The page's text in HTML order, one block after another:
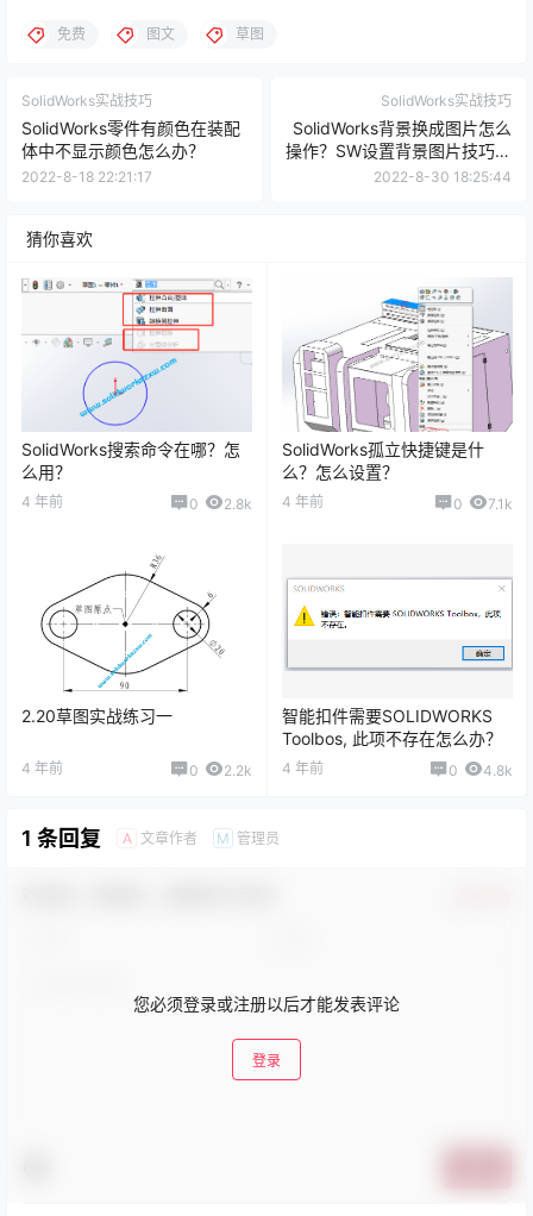
免费 图文 草图
SolidWorks实战技巧
SolidWorks零件有颜色在装配
体中不显示颜色怎么办？
2022-8-18 22:21:17
SolidWorks实战技巧
SolidWorks背景换成图片怎么
操作？SW设置背景图片技巧分
享
2022-8-30 18:25:44
猜你喜欢
SolidWorks搜索命令在哪？怎
么用？
4 年前 0 2.8k
SolidWorks孤立快捷键是什
么？怎么设置？
4 年前 0 7.1k
2.20草图实战练习一
4 年前 0 2.2k
智能扣件需要SOLIDWORKS
Toolbos, 此项不存在怎么办？
4 年前 0 4.8k
1 条回复 A 文章作者 M 管理员
您必须登录或注册以后才能发表评论
登录